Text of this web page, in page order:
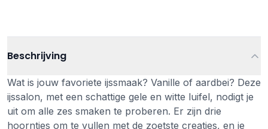
Beschrijving
Wat is jouw favoriete ijssmaak? Vanille of aardbei? Deze
ijssalon, met een schattige gele en witte luifel, nodigt je
uit om alle zes smaken te proberen. Er zijn drie
hoorntjes om te vullen met de zoetste creaties, en je